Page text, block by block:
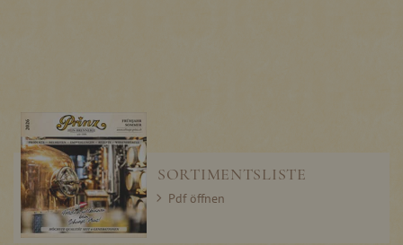
SORTIMENTSLISTE
Pdf öffnen